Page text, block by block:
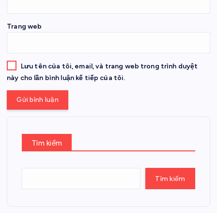
Trang web
Lưu tên của tôi, email, và trang web trong trình duyệt
này cho lần bình luận kế tiếp của tôi.
Tìm kiếm
Tìm kiếm